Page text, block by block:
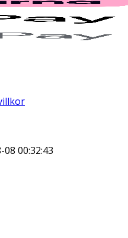
08 00:32:43